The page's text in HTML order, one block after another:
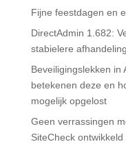
Fijne feestdagen en
DirectAdmin 1.682:
stabielere
Beveiligingslekken in
betekenen deze en
mogelijk opgelost
Geen verrassingen
SiteCheck ontwikkeld